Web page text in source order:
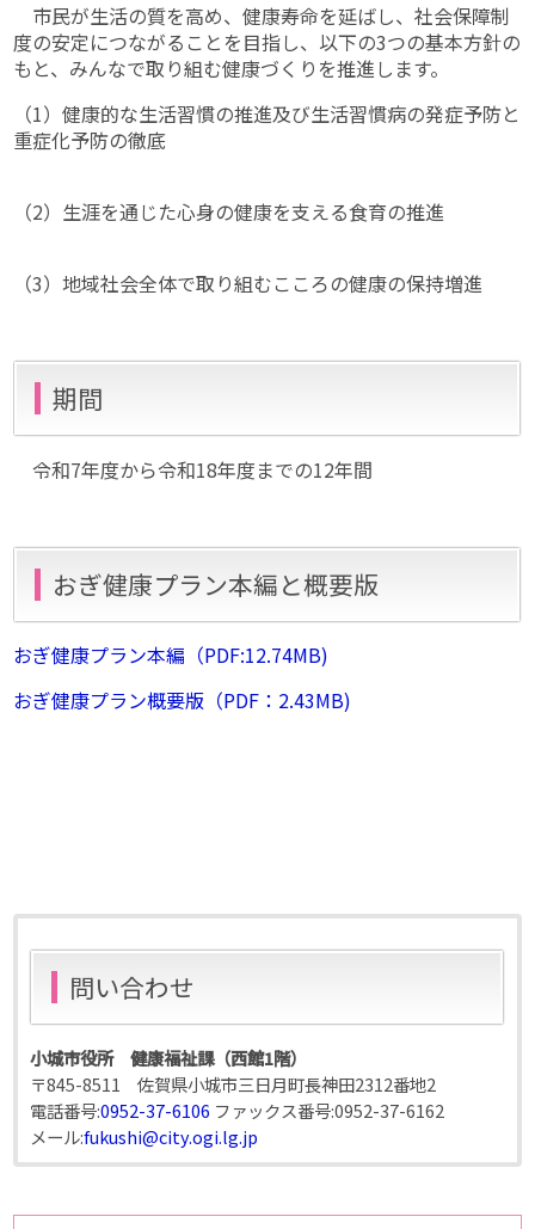
市民が生活の質を高め、健康寿命を延ばし、社会保障制
度の安定につながることを目指し、以下の3つの基本方針の
もと、みんなで取り組む健康づくりを推進します。
（1）健康的な生活習慣の推進及び生活習慣病の発症予防と
重症化予防の徹底
（2）生涯を通じた心身の健康を支える食育の推進
（3）地域社会全体で取り組むこころの健康の保持増進
期間
令和7年度から令和18年度までの12年間
おぎ健康プラン本編と概要版
おぎ健康プラン本編（PDF:12.74MB)
おぎ健康プラン概要版（PDF：2.43MB)
問い合わせ
小城市役所 健康福祉課（西館1階）
〒845-8511 佐賀県小城市三日月町長神田2312番地2
電話番号:0952-37-6106 ファックス番号:0952-37-6162
メール:fukushi@city.ogi.lg.jp